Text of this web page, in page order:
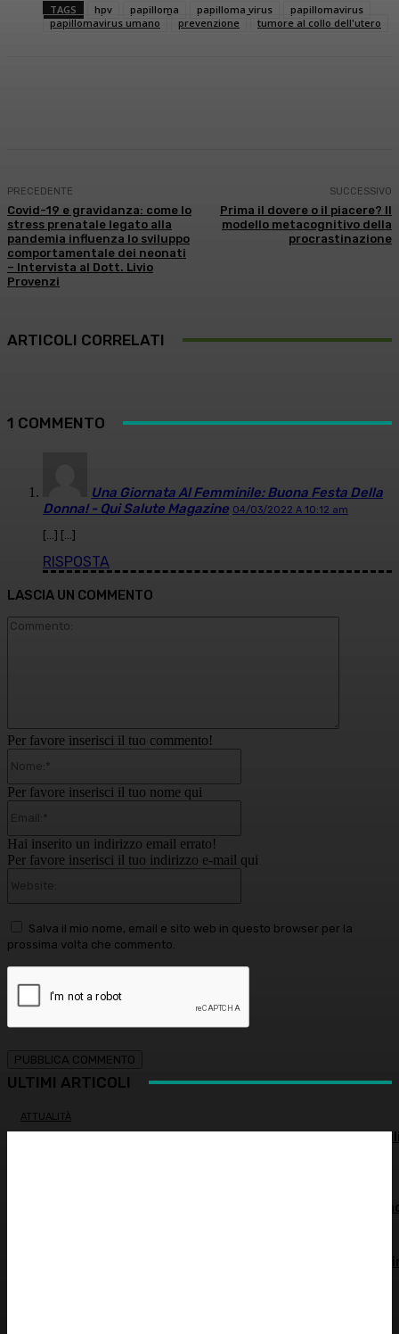
TAGS hpv papilloma papilloma virus
papillomavirus
papillomavirus umano
prevenzione tumore al collo dell'utero
PRECEDENTE
Covid-19 e gravidanza: come lo
stress prenatale legato alla
pandemia influenza lo sviluppo
comportamentale dei neonati
– Intervista al Dott. Livio
Provenzi
SUCCESSIVO
Prima il dovere o il piacere? Il
modello metacognitivo della
procrastinazione
ARTICOLI CORRELATI
1 COMMENTO
Una Giornata Al Femminile: Buona Festa Della
Donna! - Qui Salute Magazine 04/03/2022 A 10:12 am
[…] […]
RISPOSTA
LASCIA UN COMMENTO
Per favore inserisci il tuo commento!
Per favore inserisci il tuo nome qui
Hai inserito un indirizzo email errato!
Per favore inserisci il tuo indirizzo e-mail qui
Salva il mio nome, email e sito web in questo browser per la
prossima volta che commento.
ULTIMI ARTICOLI
ATTUALITÀ
Spesa farmaceutica: +6% in un anno, in Italia sale a 39
Alimentazione nei mesi caldi: come sostenere
Trapianto di cornea ad altissimo rischio riuscito al